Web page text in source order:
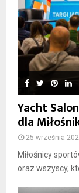
Yacht
dla
25 września
Miłośnicy
oraz wszyscy,